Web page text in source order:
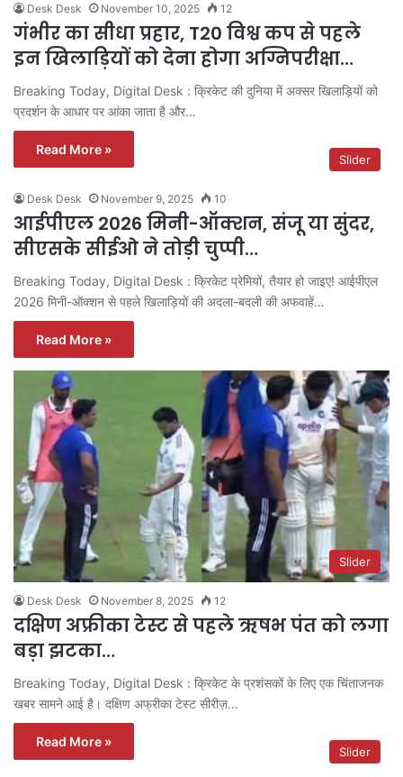
Desk Desk November 10, 2025 12
गंभीर का सीधा प्रहार, T20 विश्व कप से पहले
इन खिलाड़ियों को देना होगा अग्निपरीक्षा…
Breaking Today, Digital Desk : क्रिकेट की दुनिया में अक्सर खिलाड़ियों को
प्रदर्शन के आधार पर आंका जाता है और…
Read More »
Slider
Desk Desk November 9, 2025 10
आईपीएल 2026 मिनी-ऑक्शन, संजू या सुंदर,
सीएसके सीईओ ने तोड़ी चुप्पी…
Breaking Today, Digital Desk : क्रिकेट प्रेमियों, तैयार हो जाइए! आईपीएल
2026 मिनी-ऑक्शन से पहले खिलाड़ियों की अदला-बदली की अफवाहें…
Read More »
Slider
Desk Desk November 8, 2025 12
दक्षिण अफ्रीका टेस्ट से पहले ऋषभ पंत को लगा
बड़ा झटका…
Breaking Today, Digital Desk : क्रिकेट के प्रशंसकों के लिए एक चिंताजनक
खबर सामने आई है। दक्षिण अफ्रीका टेस्ट सीरीज़…
Read More »
Slider